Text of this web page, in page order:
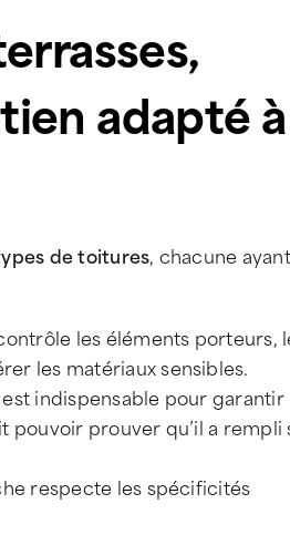
adapté à
de toitures, chacune
les éléments porteurs,
les matériaux sensibles.
indispensable pour garantir
pouvoir prouver qu’il a rempli
respecte les spécificités